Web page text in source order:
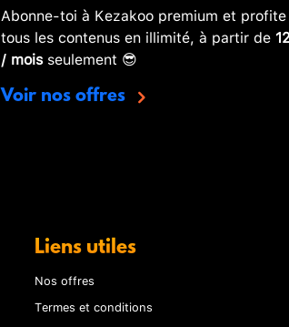
Abonne-toi à Kezakoo premium et
tous les contenus en illimité, à partir de
/ moisseulement 😎
Voir nos offres
Liens utiles
Nos offres
Termes et conditions